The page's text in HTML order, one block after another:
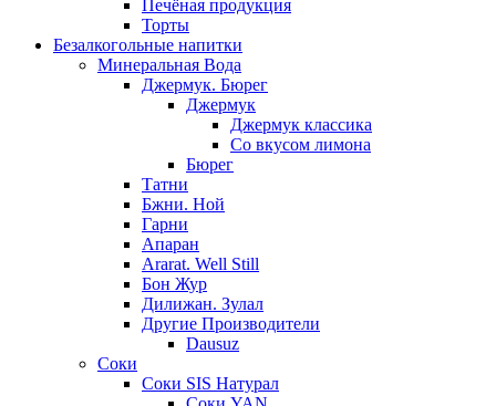
Печёная продукция
Торты
Безалкогольные напитки
Минеральная Вода
Джермук. Бюрег
Джермук
Джермук классика
Со вкусом лимона
Бюрег
Татни
Бжни. Ной
Гарни
Апаран
Ararat. Well Still
Бон Жур
Дилижан. Зулал
Другие Производители
Dausuz
Соки
Соки SIS Натурал